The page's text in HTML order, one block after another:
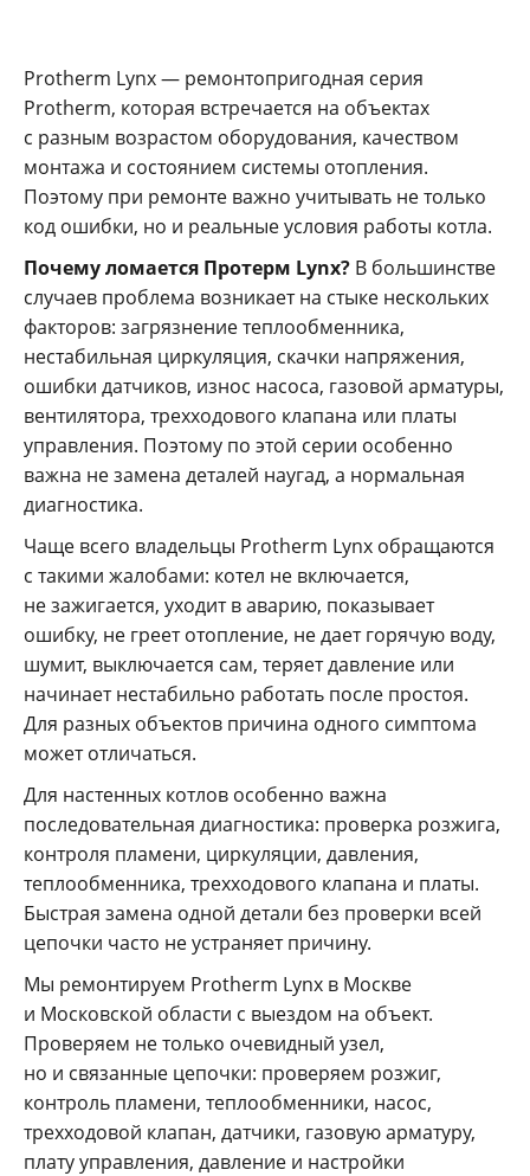
Protherm Lynx — ремонтопригодная серия
Protherm, которая встречается на объектах
с разным возрастом оборудования, качеством
монтажа и состоянием системы отопления.
Поэтому при ремонте важно учитывать не только
код ошибки, но и реальные условия работы котла.
Почему ломается Протерм Lynx? В большинстве
случаев проблема возникает на стыке нескольких
факторов: загрязнение теплообменника,
нестабильная циркуляция, скачки напряжения,
ошибки датчиков, износ насоса, газовой арматуры,
вентилятора, трехходового клапана или платы
управления. Поэтому по этой серии особенно
важна не замена деталей наугад, а нормальная
диагностика.
Чаще всего владельцы Protherm Lynx обращаются
с такими жалобами: котел не включается,
не зажигается, уходит в аварию, показывает
ошибку, не греет отопление, не дает горячую воду,
шумит, выключается сам, теряет давление или
начинает нестабильно работать после простоя.
Для разных объектов причина одного симптома
может отличаться.
Для настенных котлов особенно важна
последовательная диагностика: проверка розжига,
контроля пламени, циркуляции, давления,
теплообменника, трехходового клапана и платы.
Быстрая замена одной детали без проверки всей
цепочки часто не устраняет причину.
Мы ремонтируем Protherm Lynx в Москве
и Московской области с выездом на объект.
Проверяем не только очевидный узел,
но и связанные цепочки: проверяем розжиг,
контроль пламени, теплообменники, насос,
трехходовой клапан, датчики, газовую арматуру,
плату управления, давление и настройки